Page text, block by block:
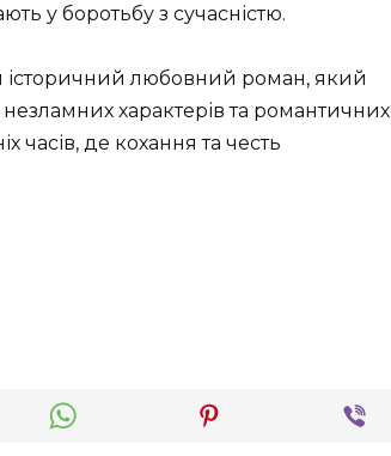
у боротьбу з сучасністю.
любовний роман, який
характерів та романтичних
часів, де кохання та честь